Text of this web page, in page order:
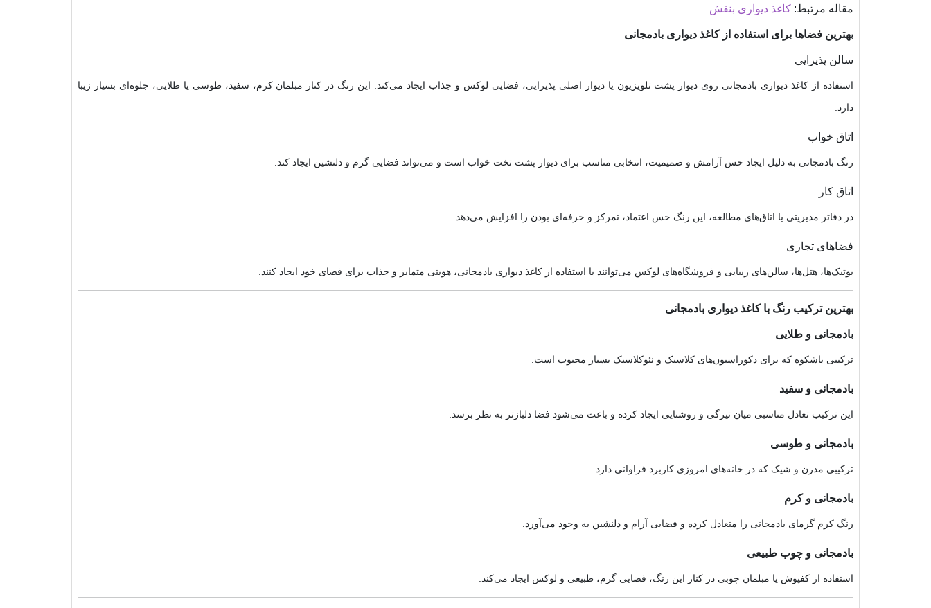
مقاله مرتبط: کاغذ دیواری بنفش
بهترین فضاها برای استفاده از کاغذ دیواری بادمجانی
سالن پذیرایی
استفاده از کاغذ دیواری بادمجانی روی دیوار پشت تلویزیون یا دیوار اصلی پذیرایی، فضایی لوکس و جذاب ایجاد می‌کند. این رنگ در کنار مبلمان کرم، سفید، طوسی یا طلایی، جلوه‌ای بسیار زیبا
دارد.
اتاق خواب
رنگ بادمجانی به دلیل ایجاد حس آرامش و صمیمیت، انتخابی مناسب برای دیوار پشت تخت خواب است و می‌تواند فضایی گرم و دلنشین ایجاد کند.
اتاق کار
در دفاتر مدیریتی یا اتاق‌های مطالعه، این رنگ حس اعتماد، تمرکز و حرفه‌ای بودن را افزایش می‌دهد.
فضاهای تجاری
بوتیک‌ها، هتل‌ها، سالن‌های زیبایی و فروشگاه‌های لوکس می‌توانند با استفاده از کاغذ دیواری بادمجانی، هویتی متمایز و جذاب برای فضای خود ایجاد کنند.
بهترین ترکیب رنگ با کاغذ دیواری بادمجانی
بادمجانی و طلایی
ترکیبی باشکوه که برای دکوراسیون‌های کلاسیک و نئوکلاسیک بسیار محبوب است.
بادمجانی و سفید
این ترکیب تعادل مناسبی میان تیرگی و روشنایی ایجاد کرده و باعث می‌شود فضا دلبازتر به نظر برسد.
بادمجانی و طوسی
ترکیبی مدرن و شیک که در خانه‌های امروزی کاربرد فراوانی دارد.
بادمجانی و کرم
رنگ کرم گرمای بادمجانی را متعادل کرده و فضایی آرام و دلنشین به وجود می‌آورد.
بادمجانی و چوب طبیعی
استفاده از کفپوش یا مبلمان چوبی در کنار این رنگ، فضایی گرم، طبیعی و لوکس ایجاد می‌کند.